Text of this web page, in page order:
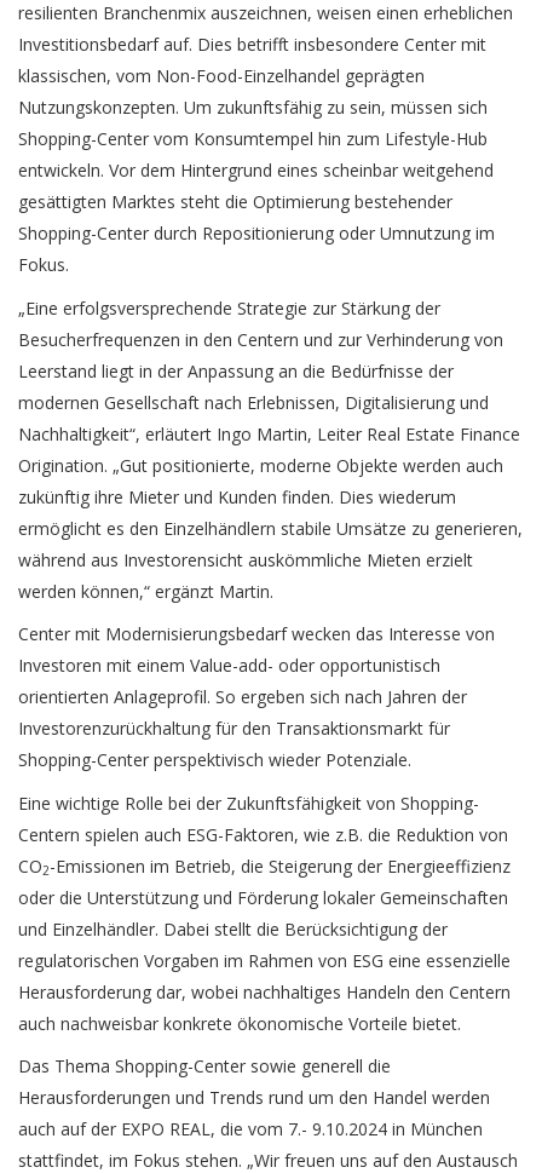
resilienten Branchenmix auszeichnen, weisen einen erheblichen
Investitionsbedarf auf. Dies betrifft insbesondere Center mit
klassischen, vom Non-Food-Einzelhandel geprägten
Nutzungskonzepten. Um zukunftsfähig zu sein, müssen sich
Shopping-Center vom Konsumtempel hin zum Lifestyle-Hub
entwickeln. Vor dem Hintergrund eines scheinbar weitgehend
gesättigten Marktes steht die Optimierung bestehender
Shopping-Center durch Repositionierung oder Umnutzung im
Fokus.
„Eine erfolgsversprechende Strategie zur Stärkung der
Besucherfrequenzen in den Centern und zur Verhinderung von
Leerstand liegt in der Anpassung an die Bedürfnisse der
modernen Gesellschaft nach Erlebnissen, Digitalisierung und
Nachhaltigkeit“, erläutert Ingo Martin, Leiter Real Estate Finance
Origination. „Gut positionierte, moderne Objekte werden auch
zukünftig ihre Mieter und Kunden finden. Dies wiederum
ermöglicht es den Einzelhändlern stabile Umsätze zu generieren,
während aus Investorensicht auskömmliche Mieten erzielt
werden können,“ ergänzt Martin.
Center mit Modernisierungsbedarf wecken das Interesse von
Investoren mit einem Value-add- oder opportunistisch
orientierten Anlageprofil. So ergeben sich nach Jahren der
Investorenzurückhaltung für den Transaktionsmarkt für
Shopping-Center perspektivisch wieder Potenziale.
Eine wichtige Rolle bei der Zukunftsfähigkeit von Shopping-
Centern spielen auch ESG-Faktoren, wie z.B. die Reduktion von
CO2-Emissionen im Betrieb, die Steigerung der Energieeffizienz
oder die Unterstützung und Förderung lokaler Gemeinschaften
und Einzelhändler. Dabei stellt die Berücksichtigung der
regulatorischen Vorgaben im Rahmen von ESG eine essenzielle
Herausforderung dar, wobei nachhaltiges Handeln den Centern
auch nachweisbar konkrete ökonomische Vorteile bietet.
Das Thema Shopping-Center sowie generell die
Herausforderungen und Trends rund um den Handel werden
auch auf der EXPO REAL, die vom 7.- 9.10.2024 in München
stattfindet, im Fokus stehen. „Wir freuen uns auf den Austausch